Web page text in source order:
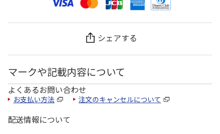
シェアする
マークや記載内容について
よくあるお問い合わせ
お支払い方法 注文のキャンセルについて
配送情報について